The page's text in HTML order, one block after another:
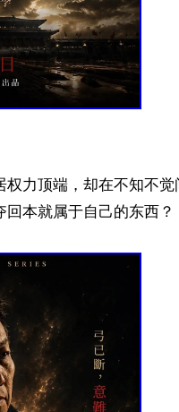
力顶端，却在不知不觉
回本就属于自己的东西？